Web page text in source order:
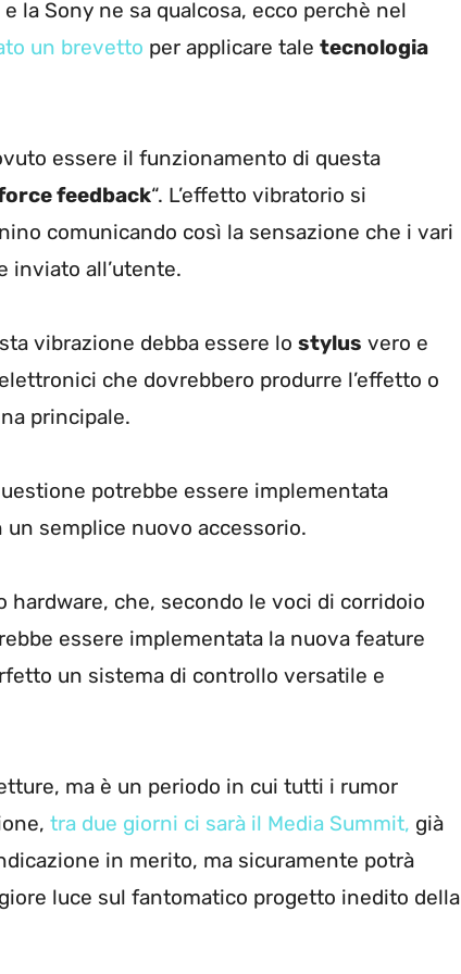
la Sony ne sa qualcosa, ecco perchè nel
un brevetto per applicare tale tecnologia
essere il funzionamento di questa
feedback“. L’effetto vibratorio si
comunicando così la sensazione che i vari
inviato all’utente.
vibrazione debba essere lo stylus vero e
che dovrebbero produrre l’effetto o
principale.
potrebbe essere implementata
semplice nuovo accessorio.
che, secondo le voci di corridoio
essere implementata la nuova feature
un sistema di controllo versatile e
ma è un periodo in cui tutti i rumor
tra due giorni ci sarà il Media Summit, già
in merito, ma sicuramente potrà
luce sul fantomatico progetto inedito della